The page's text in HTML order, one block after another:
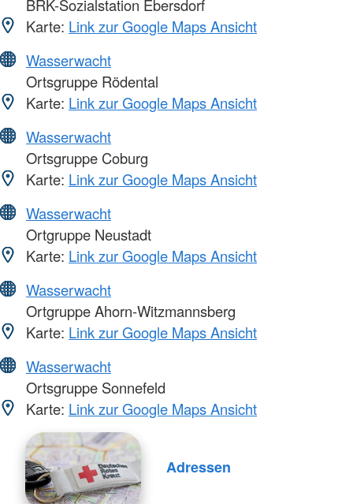
BRK-Sozialstation Ebersdorf
Karte: Link zur Google Maps Ansicht
Wasserwacht
Ortsgruppe Rödental
Karte: Link zur Google Maps Ansicht
Wasserwacht
Ortsgruppe Coburg
Karte: Link zur Google Maps Ansicht
Wasserwacht
Ortgruppe Neustadt
Karte: Link zur Google Maps Ansicht
Wasserwacht
Ortgruppe Ahorn-Witzmannsberg
Karte: Link zur Google Maps Ansicht
Wasserwacht
Ortsgruppe Sonnefeld
Karte: Link zur Google Maps Ansicht
Adressen